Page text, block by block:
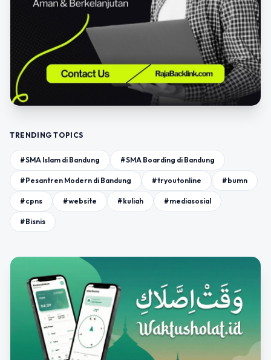
TRENDING TOPICS
#SMA Islam di Bandung #SMA Boarding di Bandung
#Pesantren Modern di Bandung #tryoutonline #bumn
#cpns #website #kuliah #mediasosial
#Bisnis